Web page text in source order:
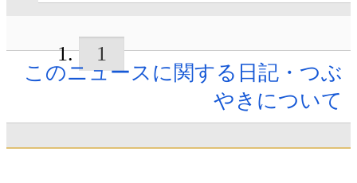
1
このニュースに関する日記・つぶ
やきについて